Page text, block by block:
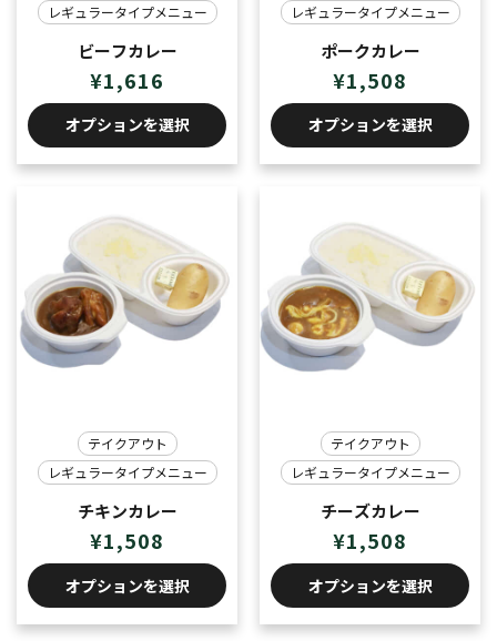
レギュラータイプメニュー
ビーフカレー
¥1,616
オプションを選択
レギュラータイプメニュー
ポークカレー
¥1,508
オプションを選択
テイクアウト
レギュラータイプメニュー
チキンカレー
¥1,508
オプションを選択
テイクアウト
レギュラータイプメニュー
チーズカレー
¥1,508
オプションを選択